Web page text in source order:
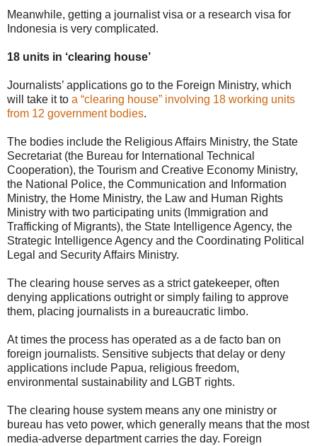
Meanwhile, getting a journalist visa or a research visa for
Indonesia is very complicated.
18 units in ‘clearing house’
Journalists’ applications go to the Foreign Ministry, which
will take it to a “clearing house” involving 18 working units
from 12 government bodies.
The bodies include the Religious Affairs Ministry, the State
Secretariat (the Bureau for International Technical
Cooperation), the Tourism and Creative Economy Ministry,
the National Police, the Communication and Information
Ministry, the Home Ministry, the Law and Human Rights
Ministry with two participating units (Immigration and
Trafficking of Migrants), the State Intelligence Agency, the
Strategic Intelligence Agency and the Coordinating Political
Legal and Security Affairs Ministry.
The clearing house serves as a strict gatekeeper, often
denying applications outright or simply failing to approve
them, placing journalists in a bureaucratic limbo.
At times the process has operated as a de facto ban on
foreign journalists. Sensitive subjects that delay or deny
applications include Papua, religious freedom,
environmental sustainability and LGBT rights.
The clearing house system means any one ministry or
bureau has veto power, which generally means that the most
media-adverse department carries the day. Foreign